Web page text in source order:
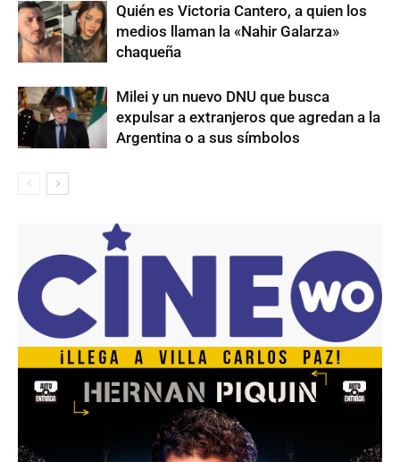
Quién es Victoria Cantero, a quien los
medios llaman la «Nahir Galarza»
chaqueña
Milei y un nuevo DNU que busca
expulsar a extranjeros que agredan a la
Argentina o a sus símbolos